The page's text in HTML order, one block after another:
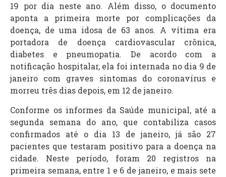
19 por dia neste ano. Além disso, o documento
aponta a primeira morte por complicações da
doença, de uma idosa de 63 anos. A vítima era
portadora de doença cardiovascular crônica,
diabetes e pneumopatia. De acordo com a
notificação hospitalar, ela foi internada no dia 9 de
janeiro com graves sintomas do coronavírus e
morreu três dias depois, em 12 de janeiro.
Conforme os informes da Saúde municipal, até a
segunda semana do ano, que contabiliza casos
confirmados até o dia 13 de janeiro, já são 27
pacientes que testaram positivo para a doença na
cidade. Neste período, foram 20 registros na
primeira semana, entre 1 e 6 de janeiro, e mais sete